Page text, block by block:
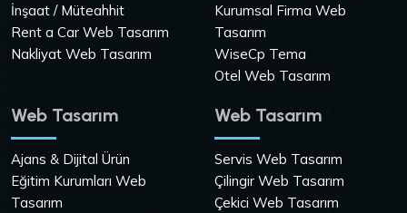
İnşaat / Müteahhit
Rent a Car Web Tasarım
Nakliyat Web Tasarım
Kurumsal Firma Web
Tasarım
WiseCp Tema
Otel Web Tasarım
Web Tasarım
Ajans & Dijital Ürün
Eğitim Kurumları Web
Tasarım
Web Tasarım
Servis Web Tasarım
Çilingir Web Tasarım
Çekici Web Tasarım